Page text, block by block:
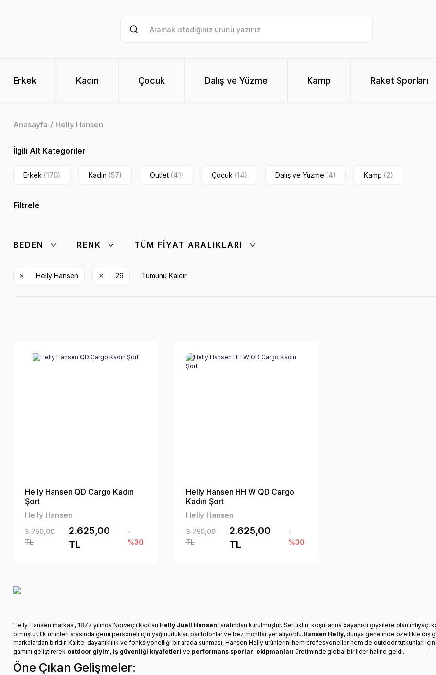
Erkek Kadın Çocuk Dalış ve Yüzme Kamp Raket Sporları
Anasayfa Helly Hansen
İlgili Alt Kategoriler
Erkek (170) Kadın (57) Outlet (41) Çocuk (14) Dalış ve Yüzme (4) Kamp (2)
Filtrele
BEDEN RENK TÜM FIYAT ARALIKLARI
Helly Hansen 29 Tümünü Kaldır
Helly Hansen QD Cargo Kadın
Şort
Helly Hansen
3.750,00
TL
2.625,00
TL
-
%30
Helly Hansen HH W QD Cargo
Kadın Şort
Helly Hansen
3.750,00
TL
2.625,00
TL
-
%30
Helly Hansen markası, 1877 yılında Norveçli kaptan Helly Juell Hansen tarafından kurulmuştur. Sert iklim koşullarına dayanıklı giysilere olan
olmuştur. İlk ürünleri arasında gemi personeli için yağmurluklar, pantolonlar ve bez montlar yer alıyordu.Hansen Helly, dünya genelinde özellikle dış
markalardan biridir. Kalite, dayanıklılık ve fonksiyonelliği bir arada sunması, Hansen Helly ürünlerini hem profesyoneller hem de outdoor tutkunları
gamını geliştirerek outdoor giyim, iş güvenliği kıyafetleri ve performans sporları ekipmanları üretiminde global bir lider haline geldi.
Öne Çıkan Gelişmeler: